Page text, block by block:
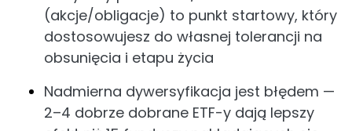
(akcje/obligacje) to punkt startowy, który
dostosowujesz do własnej tolerancji na
obsunięcia i etapu życia
Nadmierna dywersyfikacja jest błędem —
2–4 dobrze dobrane ETF-y dają lepszy